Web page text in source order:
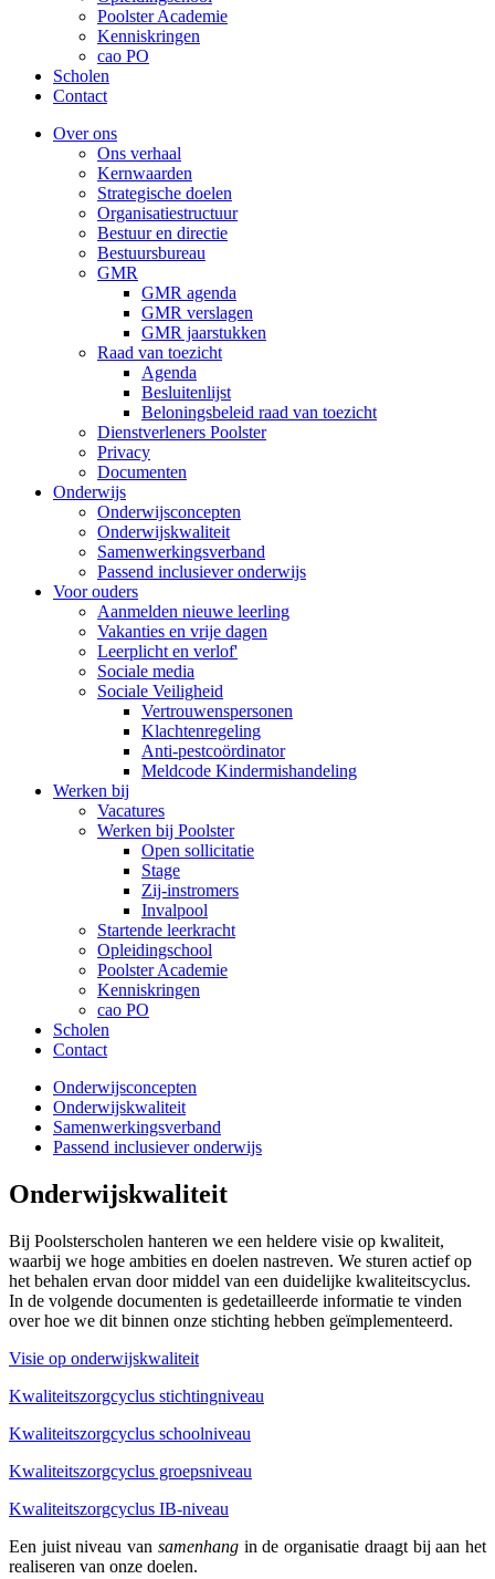
Poolster Academie
Kenniskringen
cao PO
Scholen
Contact
Over ons
Ons verhaal
Kernwaarden
Strategische doelen
Organisatiestructuur
Bestuur en directie
Bestuursbureau
GMR
GMR agenda
GMR verslagen
GMR jaarstukken
Raad van toezicht
Agenda
Besluitenlijst
Beloningsbeleid raad van toezicht
Dienstverleners Poolster
Privacy
Documenten
Onderwijs
Onderwijsconcepten
Onderwijskwaliteit
Samenwerkingsverband
Passend inclusiever onderwijs
Voor ouders
Aanmelden nieuwe leerling
Vakanties en vrije dagen
Leerplicht en verlof'
Sociale media
Sociale Veiligheid
Vertrouwenspersonen
Klachtenregeling
Anti-pestcoördinator
Meldcode Kindermishandeling
Werken bij
Vacatures
Werken bij Poolster
Open sollicitatie
Stage
Zij-instromers
Invalpool
Startende leerkracht
Opleidingschool
Poolster Academie
Kenniskringen
cao PO
Scholen
Contact
Onderwijsconcepten
Onderwijskwaliteit
Samenwerkingsverband
Passend inclusiever onderwijs
Onderwijskwaliteit
Bij Poolsterscholen hanteren we een heldere visie op kwaliteit,
waarbij we hoge ambities en doelen nastreven. We sturen actief op
het behalen ervan door middel van een duidelijke kwaliteitscyclus.
In de volgende documenten is gedetailleerde informatie te vinden
over hoe we dit binnen onze stichting hebben geïmplementeerd.
Visie op onderwijskwaliteit
Kwaliteitszorgcyclus stichtingniveau
Kwaliteitszorgcyclus schoolniveau
Kwaliteitszorgcyclus groepsniveau
Kwaliteitszorgcyclus IB-niveau
Een juist niveau van samenhangin de organisatie draagt bij aan het
realiseren van onze doelen.